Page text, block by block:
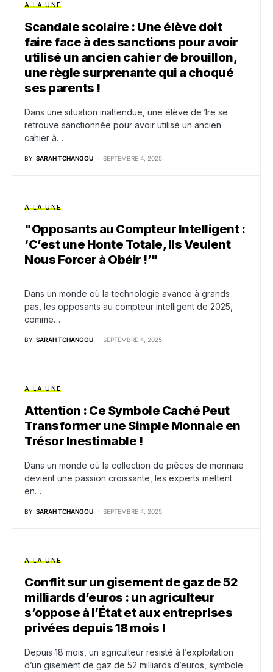
A LA UNE
Scandale scolaire : Une élève doit
faire face à des sanctions pour avoir
utilisé un ancien cahier de brouillon,
une règle surprenante qui a choqué
ses parents !
Dans une situation inattendue, une élève de 1re se
retrouve sanctionnée pour avoir utilisé un ancien
cahier à…
BY SARAH TCHANGOU SEPTEMBRE 4, 2025
A LA UNE
"Opposants au Compteur Intelligent :
‘C’est une Honte Totale, Ils Veulent
Nous Forcer à Obéir !’"
Dans un monde où la technologie avance à grands
pas, les opposants au compteur intelligent de 2025,
comme…
BY SARAH TCHANGOU SEPTEMBRE 4, 2025
A LA UNE
Attention : Ce Symbole Caché Peut
Transformer une Simple Monnaie en
Trésor Inestimable !
Dans un monde où la collection de pièces de monnaie
devient une passion croissante, les experts mettent
en…
BY SARAH TCHANGOU SEPTEMBRE 4, 2025
A LA UNE
Conflit sur un gisement de gaz de 52
milliards d’euros : un agriculteur
s’oppose à l’État et aux entreprises
privées depuis 18 mois !
Depuis 18 mois, un agriculteur resisté à l’exploitation
d’un gisement de gaz de 52 milliards d’euros, symbole